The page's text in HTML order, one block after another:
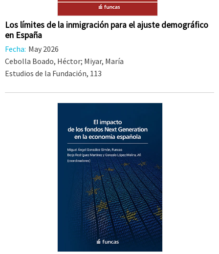
Los límites de la inmigración para el ajuste demográfico
en España
Fecha: May 2026
Cebolla Boado, Héctor; Miyar, María
Estudios de la Fundación, 113